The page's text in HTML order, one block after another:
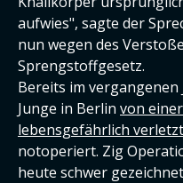
aufwies", sagte der
nun wegen des
Sprengstoffgesetz.
Bereits im
Junge in Berlin von
lebensgefährlich verletzt
notoperiert. Zig
heute schwer